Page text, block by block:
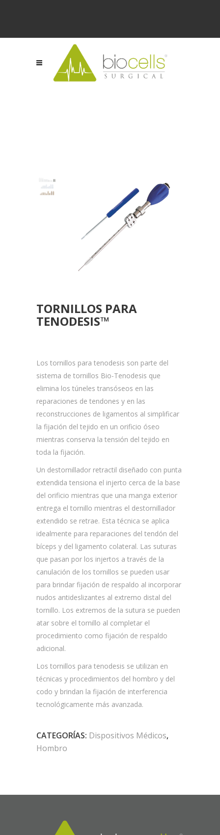
TORNILLOS PARA
TENODESIS™
Los tornillos para tenodesis son parte del
sistema de tornillos Bio-Tenodesis que
elimina los túneles transóseos en las
reparaciones de tendones y en las
reconstrucciones de ligamentos al simplificar
la fijación del tejido en un orificio óseo
mientras conserva la tensión del tejido en
toda la fijación.
Un destornillador retractil diseñado con punta
extendida tensiona el injerto cerca de la base
del orificio mientras que una manga exterior
entrega el tornillo mientras el destornillador
extendido se retrae. Esta técnica se aplica
idealmente para reparaciones del tendón del
bíceps y del ligamento colateral. Las suturas
que pasan por los injertos a través de la
canulación de los tornillos se pueden usar
para brindar fijación de respaldo al incorporar
nudos antideslizantes al extremo distal del
tornillo. Los extremos de la sutura se pueden
atar sobre el tornillo al completar el
procedimiento como fijación de respaldo
adicional.
Los tornillos para tenodesis se utilizan en
técnicas y procedimientos del hombro y del
codo y brindan la fijación de interferencia
tecnológicamente más avanzada.
CATEGORÍAS: Dispositivos Médicos,
Hombro